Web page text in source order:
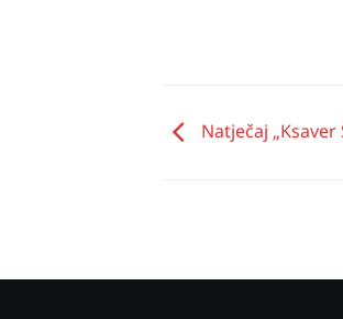
Natječaj „Ksaver